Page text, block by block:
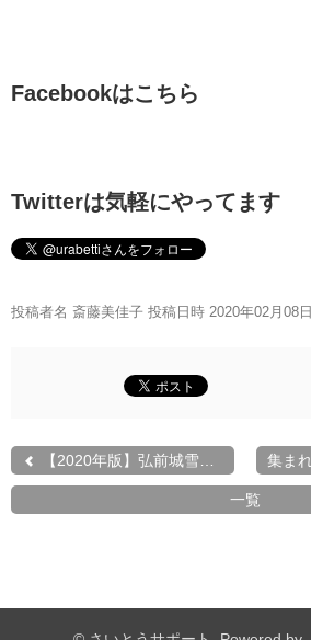
Facebookはこちら
Twitterは気軽にやってます
投稿者名 斎藤美佳子 投稿日時 2020年02月08日
【2020年版】弘前城雪燈籠...
一覧